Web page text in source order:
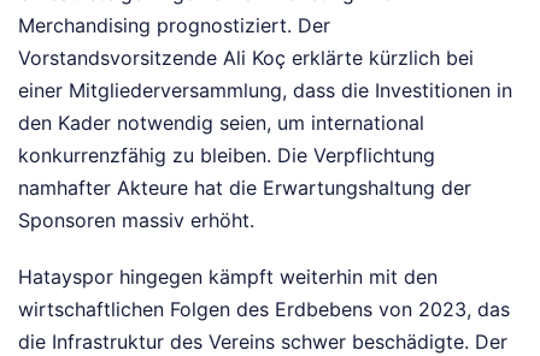
Merchandising prognostiziert. Der
Vorstandsvorsitzende Ali Koç erklärte kürzlich bei
einer Mitgliederversammlung, dass die Investitionen in
den Kader notwendig seien, um international
konkurrenzfähig zu bleiben. Die Verpflichtung
namhafter Akteure hat die Erwartungshaltung der
Sponsoren massiv erhöht.
Hatayspor hingegen kämpft weiterhin mit den
wirtschaftlichen Folgen des Erdbebens von 2023, das
die Infrastruktur des Vereins schwer beschädigte. Der